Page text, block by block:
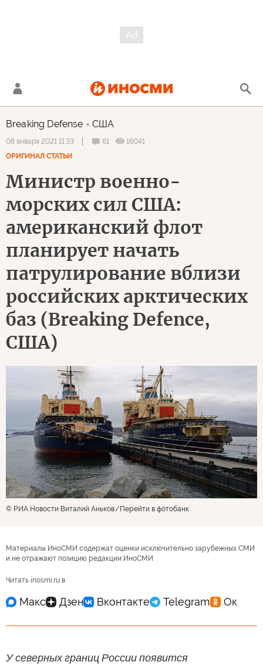
Breaking Defense США
08 января 2021 11:33 61
16041
ОРИГИНАЛ СТАТЬИ
Министр военно-
морских сил США:
американский флот
планирует начать
патрулирование вблизи
российских арктических
баз (Breaking Defence,
США)
© РИА Новости Виталий Аньков Перейти в фотобанк
Материалы ИноСМИ содержат оценки исключительно зарубежных СМИ
и не отражают позицию редакции ИноСМИ
Читать inosmi.ru в
У северных границ России появится